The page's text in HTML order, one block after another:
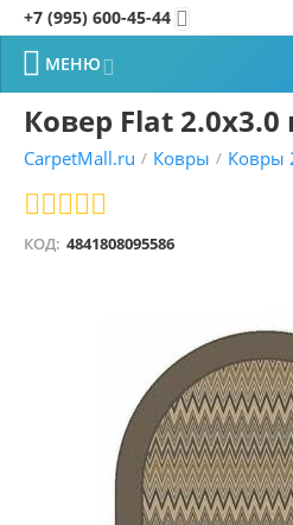
+7 (995) 600-45-44 
 МЕНЮ
Ковер Flat 2.0x3.0
CarpetMall.ru / Ковры / Ковры
КОД: 4841808095586